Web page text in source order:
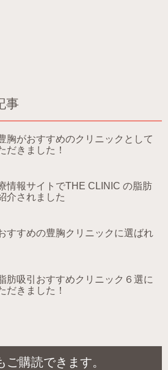
事
胸がおすすめのクリニックとして
だきました！
情報サイトでTHE CLINIC の脂肪
介されました
すすめの豊胸クリニックに選ばれ
肪吸引おすすめクリニック６選に
だきました！
ご購読できます。